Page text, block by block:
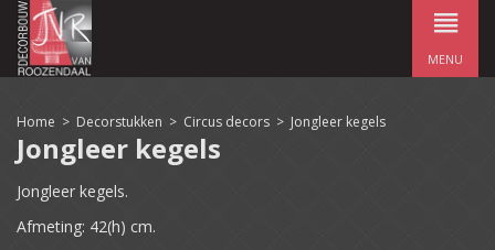
MENU
Home > Decorstukken > Circus decors > Jongleer kegels
Jongleer kegels
Jongleer kegels.
Afmeting: 42(h) cm.